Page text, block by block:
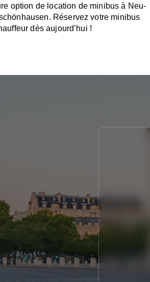
option de location de minibus à Neu-
Réservez votre minibus
dès aujourd’hui !